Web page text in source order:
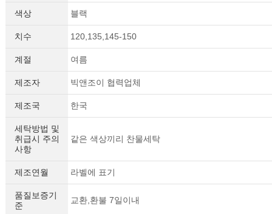
색상 블랙
치수 120,135,145-150
계절 여름
제조자 빅앤조이 협력업체
제조국 한국
세탁방법 및
취급시 주의
사항
같은 색상끼리 찬물세탁
제조연월 라벨에 표기
품질보증기
준
교환,환불 7일이내